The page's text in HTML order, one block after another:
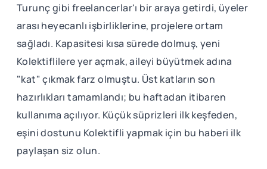
Turunç gibi freelancerlar'ı bir araya getirdi, üyeler
arası heyecanlı işbirliklerine, projelere ortam
sağladı. Kapasitesi kısa sürede dolmuş, yeni
Kolektiflilere yer açmak, aileyi büyütmek adına
"kat" çıkmak farz olmuştu. Üst katların son
hazırlıkları tamamlandı; bu haftadan itibaren
kullanıma açılıyor. Küçük süprizleri ilk keşfeden,
eşini dostunu Kolektifli yapmak için bu haberi ilk
paylaşan siz olun.